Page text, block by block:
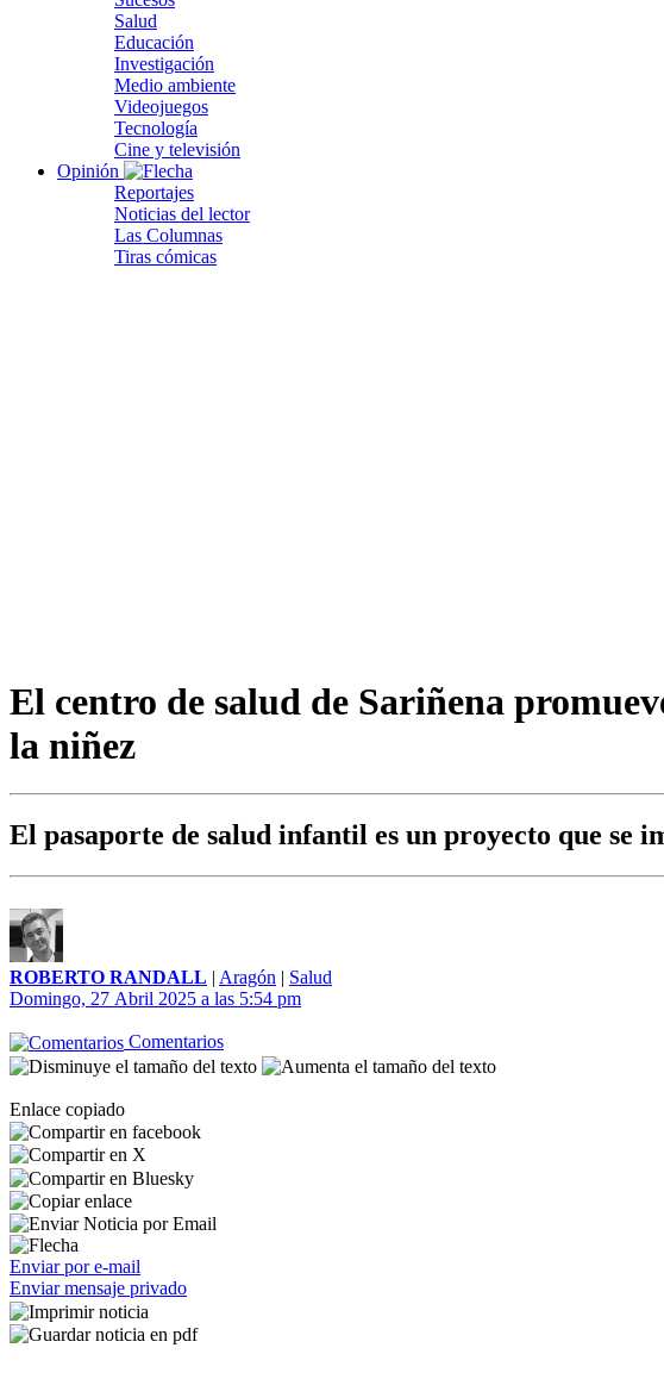
Salud
Educación
Investigación
Medio ambiente
Videojuegos
Tecnología
Cine y televisión
Opinión
Reportajes
Noticias del lector
Las Columnas
Tiras cómicas
El centro de salud de Sariñena
la niñez
El pasaporte de salud infantil es un proyecto que se
ROBERTO RANDALL | Aragón | Salud
Domingo, 27 Abril 2025 a las 5:54 pm
Comentarios
Enlace copiado
Enviar por e-mail
Enviar mensaje privado